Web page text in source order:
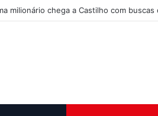
milionário chega a Castilho com buscas